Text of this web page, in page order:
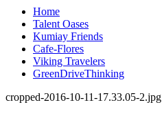
Home
Talent Oases
Kumiay Friends
Cafe-Flores
Viking Travelers
GreenDriveThinking
cropped-2016-10-11-17.33.05-2.jpg